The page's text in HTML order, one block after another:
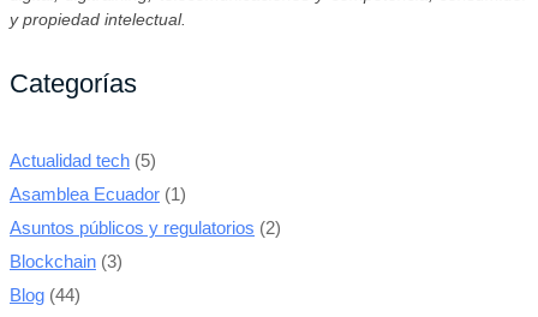
y propiedad intelectual.
Categorías
Actualidad tech (5)
Asamblea Ecuador (1)
Asuntos públicos y regulatorios (2)
Blockchain (3)
Blog (44)